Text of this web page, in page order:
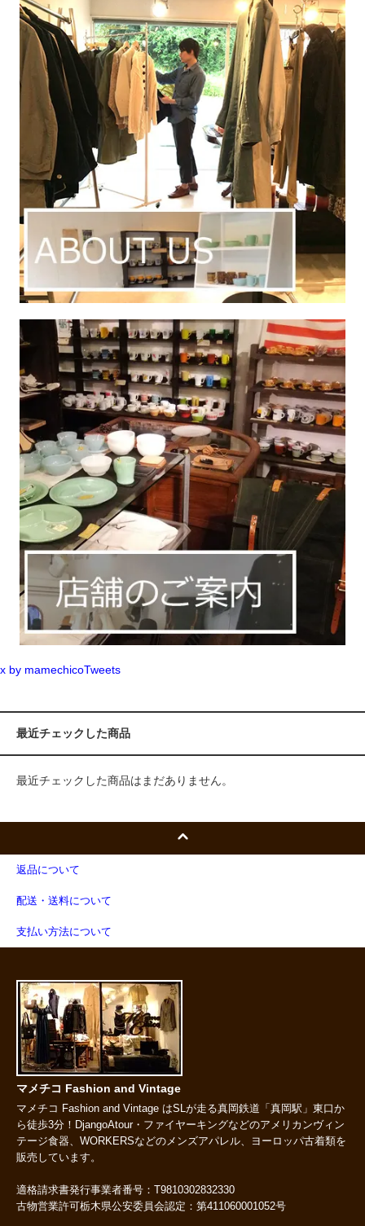
x by mamechicoTweets
最近チェックした商品
最近チェックした商品はまだありません。
返品について
配送・送料について
支払い方法について
マメチコ Fashion and Vintage
マメチコ Fashion and Vintage はSLが走る真岡鉄道「真岡駅」東口か
ら徒歩3分！DjangoAtour・ファイヤーキングなどのアメリカンヴィン
テージ食器、WORKERSなどのメンズアパレル、ヨーロッパ古着類を
販売しています。
適格請求書発行事業者番号：T9810302832330
古物営業許可栃木県公安委員会認定：第411060001052号